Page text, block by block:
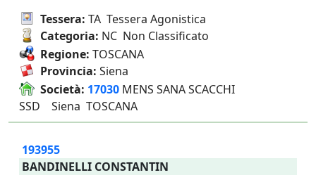
Tessera: TA Tessera Agonistica
Categoria: NC Non Classificato
Regione: TOSCANA
Provincia: Siena
Società: 17030 MENS SANA SCACCHI
SSD Siena TOSCANA
193955
BANDINELLI CONSTANTIN